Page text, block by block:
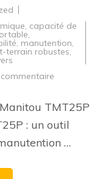
, capacité de
,
, manutention,
terrain robustes,
Chariot
Embarqué
Manitou
TMT25P
TMT25P
: un outil
…